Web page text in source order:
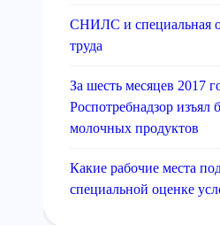
СНИЛС и специальная
труда
За шесть месяцев 2017
Роспотребнадзор изъял
молочных продуктов
Какие рабочие места
специальной оценке